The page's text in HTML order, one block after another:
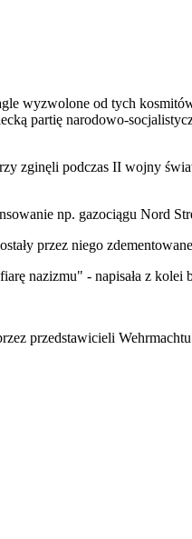
wyzwolone od tych
partię narodowo-
zginęli podczas II wojny
np. gazociągu Nord
przez niego
- napisała z kolei
przedstawicieli